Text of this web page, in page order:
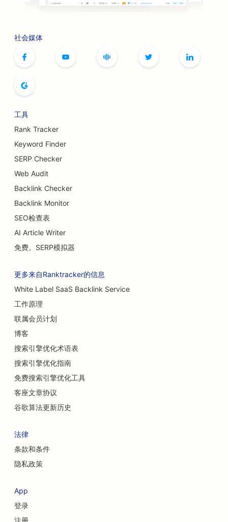
社会媒体
工具
Rank Tracker
Keyword Finder
SERP Checker
Web Audit
Backlink Checker
Backlink Monitor
SEO检查表
AI Article Writer
免费。SERP模拟器
更多来自Ranktracker的信息
White Label SaaS Backlink Service
工作原理
联属会员计划
博客
搜索引擎优化术语表
搜索引擎优化指南
免费搜索引擎优化工具
客座文章协议
谷歌算法更新历史
法律
条款和条件
隐私政策
App
登录
注册